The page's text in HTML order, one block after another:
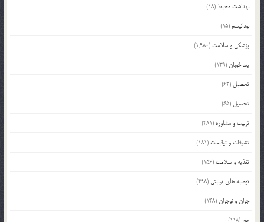
بهداشت محیط (18)
بودائیسم(15)
پزشکی و سلامت (1,980)
پند خوبان(129)
تحصیل (62)
تحصیل (65)
تربیت و مشاوره (481)
تشرفات و توقیعات (181)
تغذیه و سلامت (156)
توصیه های تربیتی (498)
جوان و نوجوان(148)